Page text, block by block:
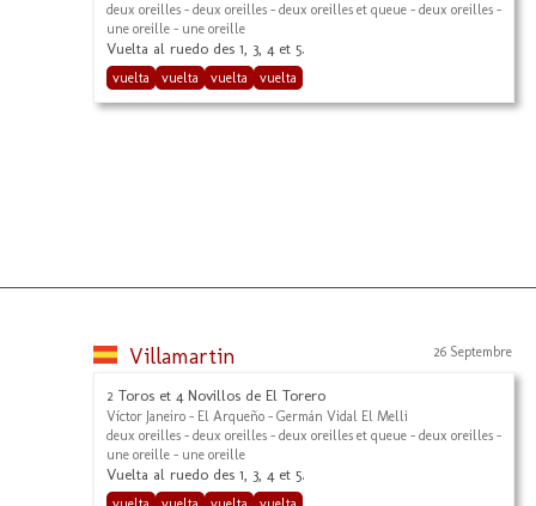
deux oreilles - deux oreilles - deux oreilles et queue - deux oreilles -
une oreille - une oreille
Vuelta al ruedo des 1, 3, 4 et 5.
vuelta vuelta vuelta vuelta
Villamartin 26 Septembre
2 Toros et 4 Novillos de El Torero
Víctor Janeiro - El Arqueño - Germán Vidal El Melli
deux oreilles - deux oreilles - deux oreilles et queue - deux oreilles -
une oreille - une oreille
Vuelta al ruedo des 1, 3, 4 et 5.